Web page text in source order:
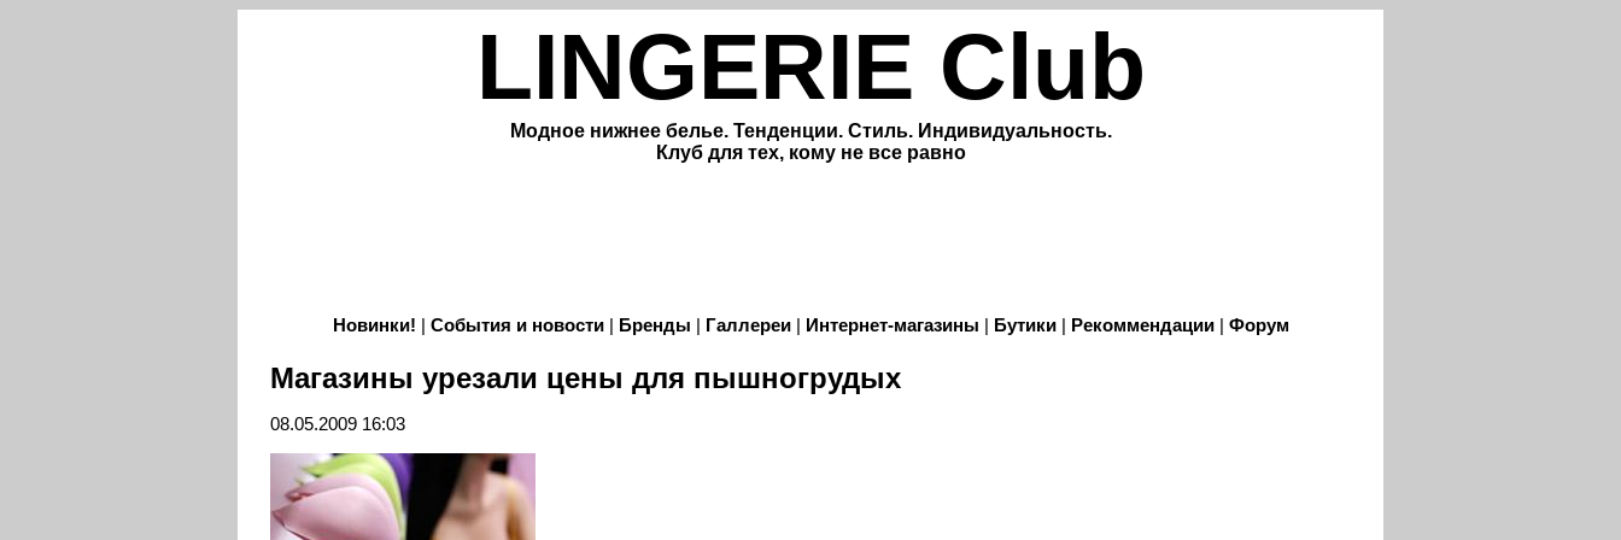
LINGERIE Club
Модное нижнее белье. Тенденции. Стиль. Индивидуальность.
Клуб для тех, кому не все равно
Новинки! События и новости| Бренды Галлереи| Интернет-магазины Бутики| Рекоммендации| Форум
Магазины урезали цены для пышногрудых
08.05.2009 16:03